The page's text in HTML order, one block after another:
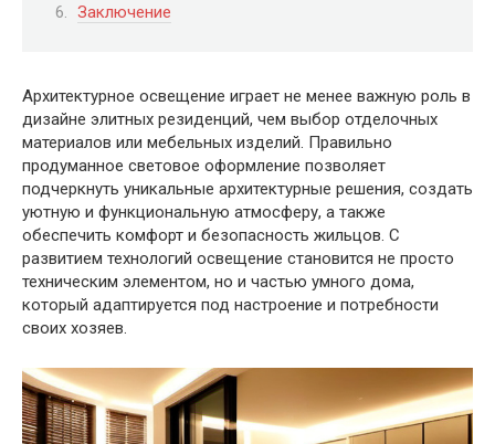
Заключение
Архитектурное освещение играет не менее важную роль в
дизайне элитных резиденций, чем выбор отделочных
материалов или мебельных изделий. Правильно
продуманное световое оформление позволяет
подчеркнуть уникальные архитектурные решения, создать
уютную и функциональную атмосферу, а также
обеспечить комфорт и безопасность жильцов. С
развитием технологий освещение становится не просто
техническим элементом, но и частью умного дома,
который адаптируется под настроение и потребности
своих хозяев.